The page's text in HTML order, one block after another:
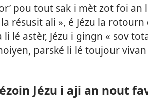
pou tout sak i mèt zot foi an
résusit ali », é Jézu la
li lé astèr, Jézu i gingn « sov
parské li lé toujour
Jézu i aji an nout